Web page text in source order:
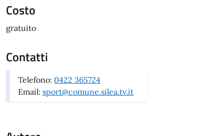
Costo
gratuito
Contatti
Telefono: 0422 365724
Email: sport@comune.silea.tv.it